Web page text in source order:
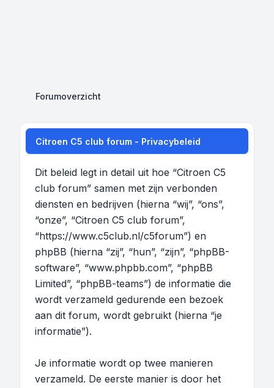
Forumoverzicht
Citroen C5 club forum - Privacybeleid
Dit beleid legt in detail uit hoe “Citroen C5
club forum” samen met zijn verbonden
diensten en bedrijven (hierna “wij”, “ons”,
“onze”, “Citroen C5 club forum”,
“https://www.c5club.nl/c5forum”) en
phpBB (hierna “zij”, “hun”, “zijn”, “phpBB-
software”, “www.phpbb.com”, “phpBB
Limited”, “phpBB-teams”) de informatie die
wordt verzameld gedurende een bezoek
aan dit forum, wordt gebruikt (hierna “je
informatie”).
Je informatie wordt op twee manieren
verzameld. De eerste manier is door het